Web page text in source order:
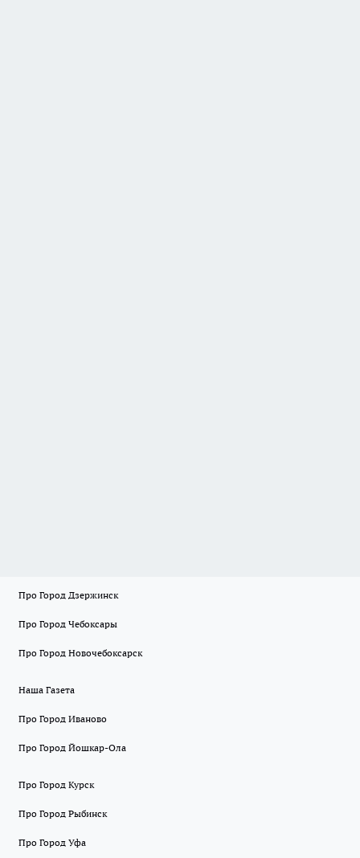
Про Город Дзержинск
Про Город Чебоксары
Про Город Новочебоксарск
Наша Газета
Про Город Иваново
Про Город Йошкар-Ола
Про Город Курск
Про Город Рыбинск
Про Город Уфа